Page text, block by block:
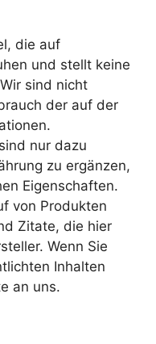
die auf
und stellt keine
sind nicht
der auf der
nur dazu
zu ergänzen,
Eigenschaften.
von Produkten
Zitate, die hier
Wenn Sie
Inhalten
an uns.